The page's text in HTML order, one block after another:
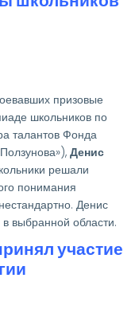
призовые
школьников по
талантов Фонда
Денис
решали
понимания
Денис
выбранной области.
участие